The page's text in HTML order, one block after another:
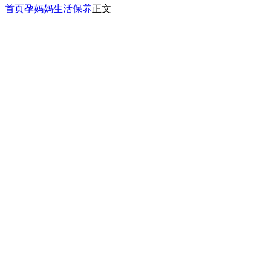
首页孕妈妈生活保养正文